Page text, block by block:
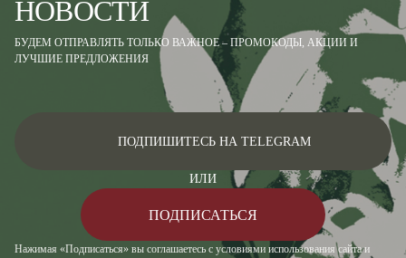
НОВОСТИ
БУДЕМ ОТПРАВЛЯТЬ ТОЛЬКО ВАЖНОЕ – ПРОМОКОДЫ, АКЦИИ И
ЛУЧШИЕ ПРЕДЛОЖЕНИЯ
Нажимая «Подписаться» вы соглашаетесь с условиями использования сайта и
ПОДПИШИТЕСЬ НА TELEGRAM
ИЛИ
ПОДПИСАТЬСЯ